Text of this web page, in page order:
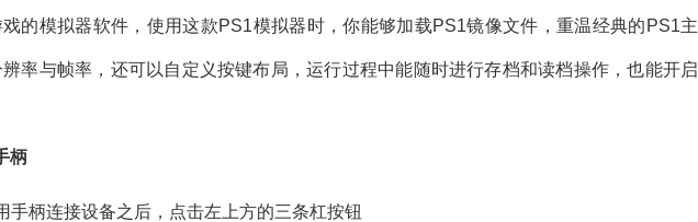
的模拟器软件，使用这款PS1模拟器时，你能够加载PS1镜像文件，重温经典的PS1主
率与帧率，还可以自定义按键布局，运行过程中能随时进行存档和读档操作，也能开启
柄
手柄连接设备之后，点击左上方的三条杠按钮